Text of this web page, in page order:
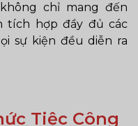
chỉ mang đến
tích hợp đầy đủ các
sự kiện đều diễn ra
Tiệc Công